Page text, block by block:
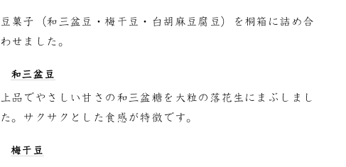
豆菓子（和三盆豆・梅干豆・白胡麻豆腐豆）を桐箱に詰め合
わせました。
和三盆豆
上品でやさしい甘さの和三盆糖を大粒の落花生にまぶしまし
た。サクサクとした食感が特徴です。
梅干豆